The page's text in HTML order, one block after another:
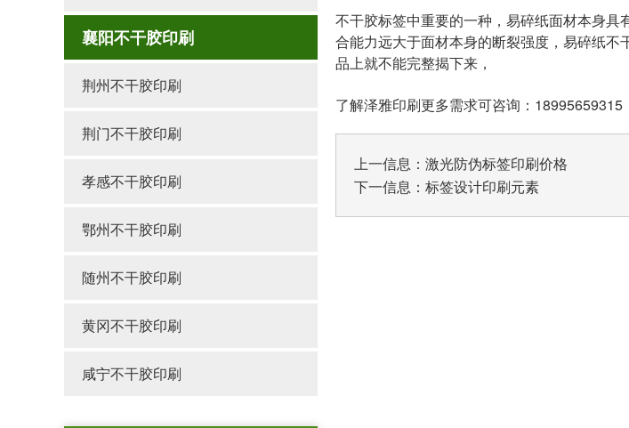
襄阳不干胶印刷
荆州不干胶印刷
荆门不干胶印刷
孝感不干胶印刷
鄂州不干胶印刷
随州不干胶印刷
黄冈不干胶印刷
咸宁不干胶印刷
不干胶标签中重要的一种，易碎纸面材本身
合能力远大于面材本身的断裂强度，易碎纸
品上就不能完整揭下来，
了解泽雅印刷更多需求可咨询：18995659315
上一信息： 激光防伪标签印刷价格
下一信息： 标签设计印刷元素